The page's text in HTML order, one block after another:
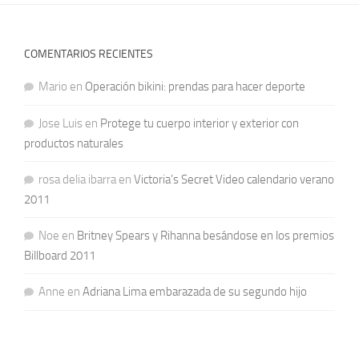
COMENTARIOS RECIENTES
Mario en Operación bikini: prendas para hacer deporte
Jose Luis en Protege tu cuerpo interior y exterior con
productos naturales
rosa delia ibarraen Victoria’s Secret Video calendario verano
2011
Noe en Britney Spears y Rihanna besándose en los premios
Billboard 2011
Anne en Adriana Lima embarazada de su segundo hijo